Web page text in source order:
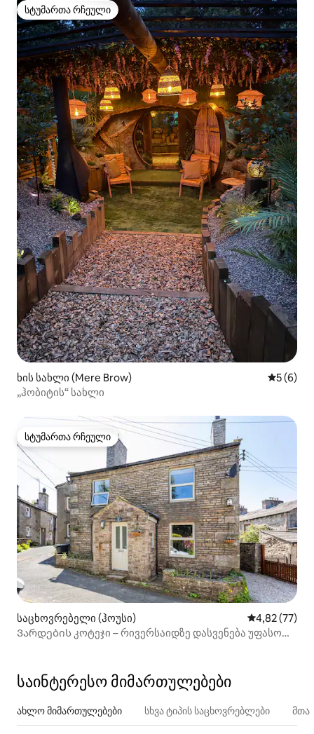
სტუმართა რჩეული
სტუმართა რჩეული
ხის სახლი (Mere Brow) საშუალო
5 (6)
„ჰობიტის“ სახლი
სტუმართა რჩეული
სტუმართა რჩეული
საცხოვრებელი (ჰოუსი) საშუალო
4,82 (77)
Ვარდების კოტეჯი – რივერსაიდზე დასვენება უფასო
საინტერესო მიმართულებები
ახლო მიმართულებები სხვა ტიპის საცხოვრებლები